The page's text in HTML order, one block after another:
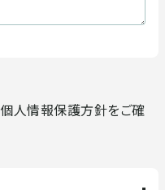
人情報保護方針をご確